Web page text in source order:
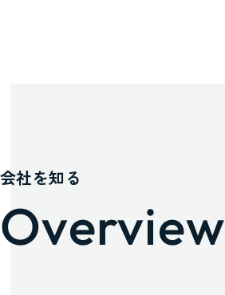
会社を知る
Overview